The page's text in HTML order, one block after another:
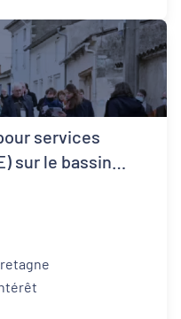
services
sur le bassin